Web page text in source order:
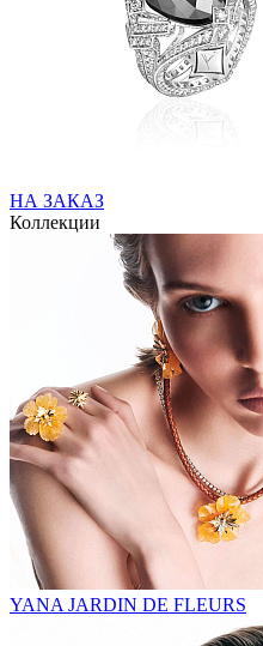
НА ЗАКАЗ
Коллекции
YANA JARDIN DE FLEURS